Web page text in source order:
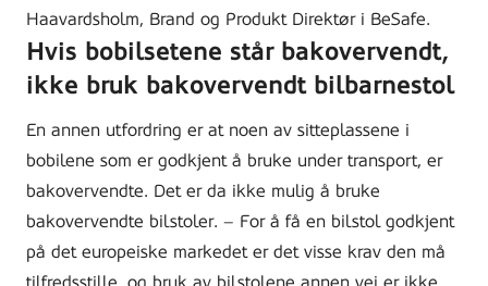
Haavardsholm, Brand og Produkt Direktør i BeSafe.
Hvis bobilsetene står bakovervendt,
ikke bruk bakovervendt bilbarnestol
En annen utfordring er at noen av sitteplassene i
bobilene som er godkjent å bruke under transport, er
bakovervendte. Det er da ikke mulig å bruke
bakovervendte bilstoler. – For å få en bilstol godkjent
på det europeiske markedet er det visse krav den må
tilfredsstille, og bruk av bilstolene annen vei er ikke